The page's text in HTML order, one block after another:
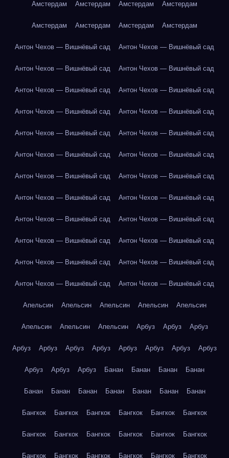
Амстердам Амстердам Амстердам Амстердам
Амстердам Амстердам Амстердам Амстердам
Антон Чехов — Вишнёвый сад Антон Чехов — Вишнёвый сад
Антон Чехов — Вишнёвый сад Антон Чехов — Вишнёвый сад
Антон Чехов — Вишнёвый сад Антон Чехов — Вишнёвый сад
Антон Чехов — Вишнёвый сад Антон Чехов — Вишнёвый сад
Антон Чехов — Вишнёвый сад Антон Чехов — Вишнёвый сад
Антон Чехов — Вишнёвый сад Антон Чехов — Вишнёвый сад
Антон Чехов — Вишнёвый сад Антон Чехов — Вишнёвый сад
Антон Чехов — Вишнёвый сад Антон Чехов — Вишнёвый сад
Антон Чехов — Вишнёвый сад Антон Чехов — Вишнёвый сад
Антон Чехов — Вишнёвый сад Антон Чехов — Вишнёвый сад
Антон Чехов — Вишнёвый сад Антон Чехов — Вишнёвый сад
Антон Чехов — Вишнёвый сад Антон Чехов — Вишнёвый сад
Апельсин Апельсин Апельсин Апельсин Апельсин
Апельсин Апельсин Апельсин Арбуз Арбуз Арбуз
Арбуз Арбуз Арбуз Арбуз Арбуз Арбуз Арбуз Арбуз
Арбуз Арбуз Арбуз Банан Банан Банан Банан
Банан Банан Банан Банан Банан Банан Банан
Бангкок Бангкок Бангкок Бангкок Бангкок Бангкок
Бангкок Бангкок Бангкок Бангкок Бангкок Бангкок
Бангкок Бангкок Бангкок Бангкок Бангкок Бангкок